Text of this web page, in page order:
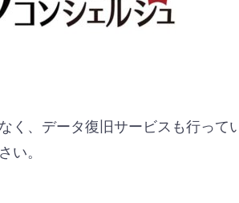
く、データ復旧サービスも行って
。